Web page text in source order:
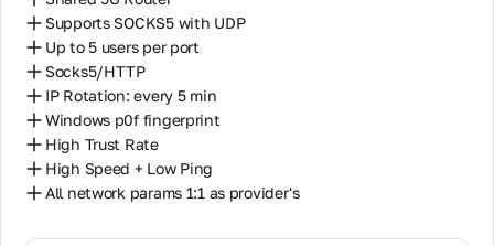
Supports SOCKS5 with UDP
Up to 5 users per port
Socks5/HTTP
IP Rotation: every 5 min
Windows p0f fingerprint
High Trust Rate
High Speed + Low Ping
All network params 1:1 as provider's